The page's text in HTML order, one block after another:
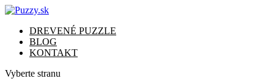
DREVENÉ PUZZLE
BLOG
KONTAKT
Vyberte stranu